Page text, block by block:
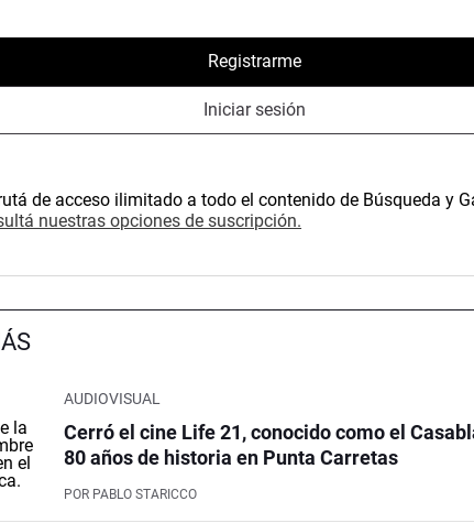
Registrarme
Iniciar sesión
de acceso ilimitado a todo el contenido de Búsqueda y
nuestras opciones de suscripción.
AUDIOVISUAL
Cerró el cine Life 21, conocido como el
80 años de historia en Punta Carretas
POR PABLO STARICCO